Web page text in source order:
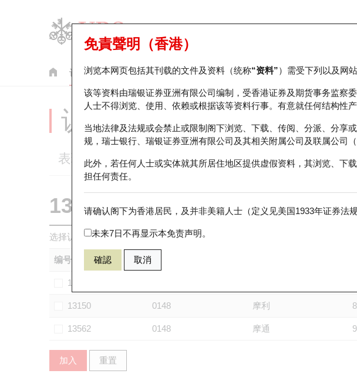
认股证 牛熊证 美股指数产品 轮证市场统计 正股数据及市场统计
免責聲明（香港）
浏览本网页包括其刊载的文件及资料（统称“资料”）需受下列以及网
该等资料由瑞银证券亚洲有限公司编制，受香港证券及期货事务监察
人士不得浏览、使用、依赖或根据该等资料行事。有意就任何结构性
当地法律及法规或会禁止或限制阁下浏览、下载、传阅、分派、分享
规，瑞士银行、瑞银证券亚洲有限公司及其相关附属公司及联属公司
此外，若任何人士或实体就其所居住地区提供虚假资料，其浏览、下
担任何责任。
请确认阁下为香港居民，及并非美籍人士（定义见美国1933年证券法
未来7日不再显示本免责声明。
確認 取消
认股证分析仪
表现 街货统计 比较
13238 瑞银认购 0148 建滔集团
选择认股证作比较*你可以选择最多五只认股证
编号
13101
13150 0148 摩利
13562 0148 摩通
加入 重置